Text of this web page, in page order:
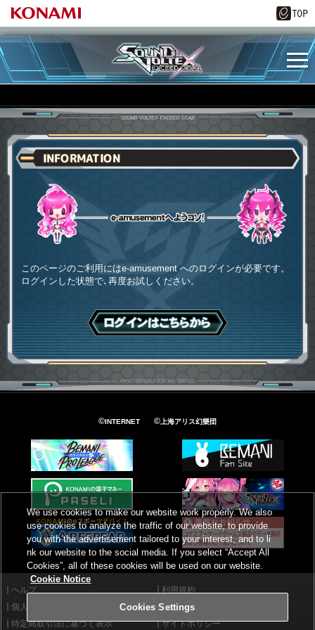
INFORMATION
このページのご利用にはe-amusement へのログインが必要です。
ログインした状態で､再度お試しください。
ログインはこちら
©INTERNET ©上海アリス幻樂団
ヘルプ
利用規約
個人情報等保護方針
外部送信について
特定商取引法に基づく表示
サイトポリシー
We use cookies to make our website work properly. We also
use cookies to analyze the traffic of our website, to provide
you with the advertisement tailored to your interest, and to li
nk our website to the social media. If you select “Accept All
Cookies”, all of these cookies will be used on our website.
Cookie Notice
Cookies Settings